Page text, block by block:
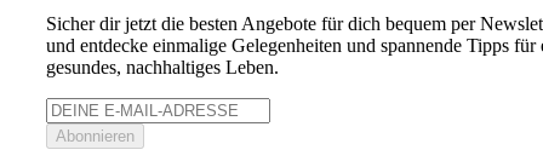
Sicher dir jetzt die besten Angebote für dich bequem per
und entdecke einmalige Gelegenheiten und spannende Tipps für
gesundes, nachhaltiges Leben.
Abonnieren